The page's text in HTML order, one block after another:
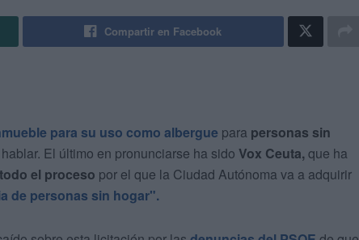
Compartir en Facebook
para su uso como albergue para personas sin
El último en pronunciarse ha sido Vox Ceuta, que ha
el proceso por el que la Ciudad Autónoma va a adquirir
de personas sin hogar".